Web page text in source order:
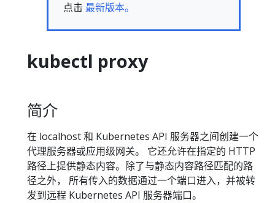
点击 最新版本。
kubectl proxy
简介
在 localhost 和 Kubernetes API 服务器之间创建一个
代理服务器或应用级网关。 它还允许在指定的 HTTP
路径上提供静态内容。除了与静态内容路径匹配的路
径之外， 所有传入的数据通过一个端口进入，并被转
发到远程 Kubernetes API 服务器端口。